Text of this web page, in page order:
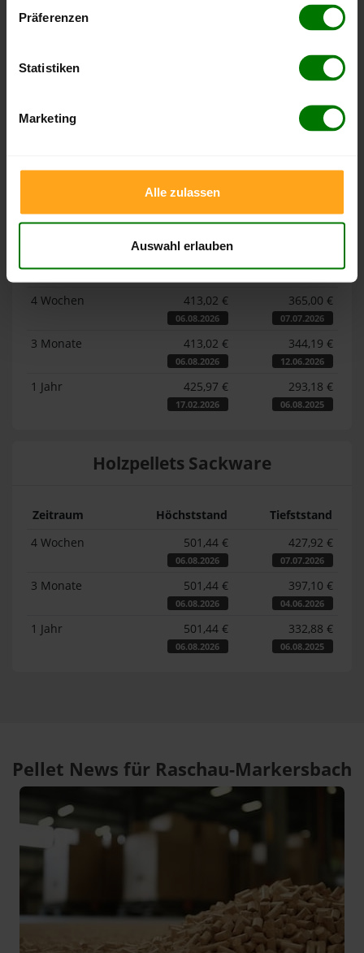
Präferenzen
Statistiken
Marketing
Alle zulassen
Auswahl erlauben
Höchst- und Tiefststände der
Pelletspreise in Raschau-Markersbach
Pelletspreise für lose Holzpellets und Holzpellets
Sackware in Raschau-Markersbach
. Das dazugehörige
jeweiligen Zeitraum erreicht wurde.
Lose Holzpellets
Zeitraum Höchststand
Tiefststand
4 Wochen
413,02 €
06.08.2026
365,00 €
07.07.2026
3 Monate 413,02 €
06.08.2026
344,19 €
12.06.2026
1 Jahr 425,97 €
17.02.2026
293,18 €
06.08.2025
Holzpellets Sackware
Zeitraum Höchststand
Tiefststand
4 Wochen
501,44 €
06.08.2026
427,92 €
07.07.2026
3 Monate 501,44 €
06.08.2026
397,10 €
04.06.2026
1 Jahr 501,44 €
06.08.2026
332,88 €
06.08.2025
Pellet News für Raschau-Markersbach